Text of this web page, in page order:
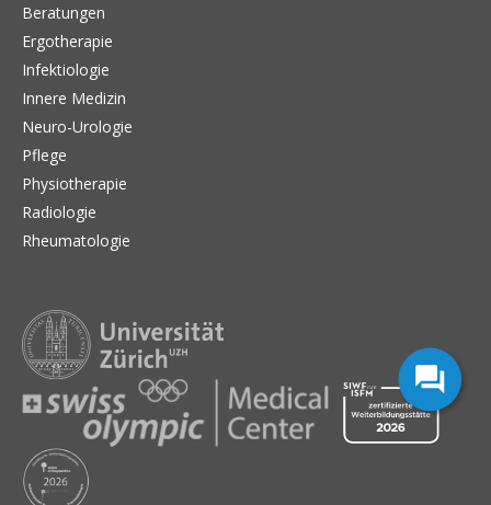
Beratungen
Ergotherapie
Infektiologie
Innere Medizin
Neuro-Urologie
Pflege
Physiotherapie
Radiologie
Rheumatologie